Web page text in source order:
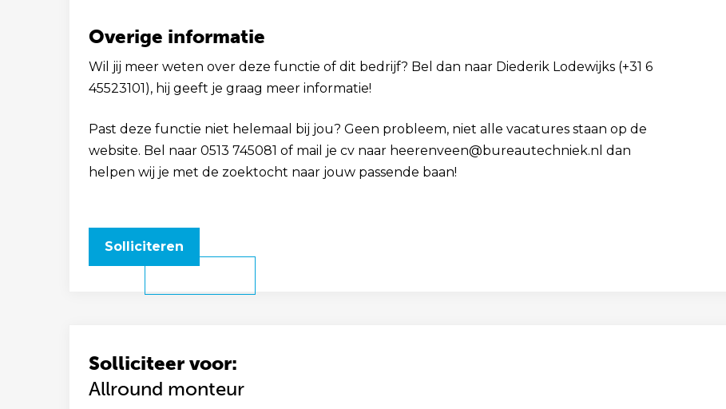
Overige informatie
Wil jij meer weten over deze functie of dit bedrijf? Bel dan naar Diederik Lodewijks (+31 6
45523101), hij geeft je graag meer informatie!
Past deze functie niet helemaal bij jou? Geen probleem, niet alle vacatures staan op de
website. Bel naar 0513 745081 of mail je cv naar heerenveen@bureautechniek.nl dan
helpen wij je met de zoektocht naar jouw passende baan!
Solliciteren
Solliciteer voor:
Allround monteur